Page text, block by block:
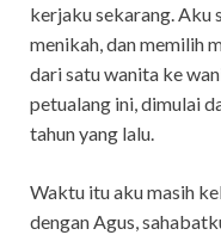
kerjaku sekarang. Aku
menikah, dan memilih
dari satu wanita ke
petualang ini, dimulai
tahun yang lalu.
Waktu itu aku masih
dengan Agus,